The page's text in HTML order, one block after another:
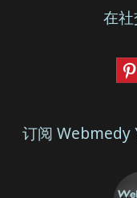
在
订阅 Webmedy